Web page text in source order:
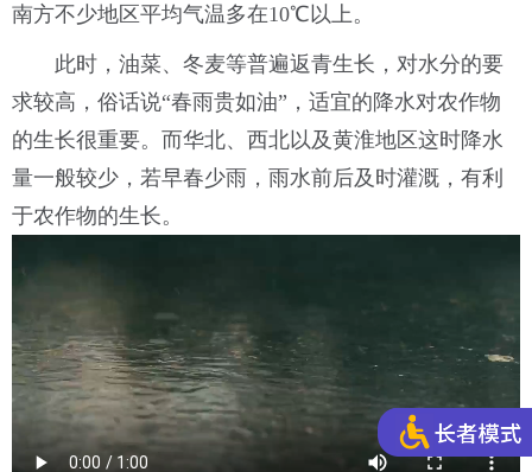
南方不少地区平均气温多在10℃以上。
此时，油菜、冬麦等普遍返青生长，对水分的要
求较高，俗话说“春雨贵如油”，适宜的降水对农作物
的生长很重要。而华北、西北以及黄淮地区这时降水
量一般较少，若早春少雨，雨水前后及时灌溉，有利
于农作物的生长。